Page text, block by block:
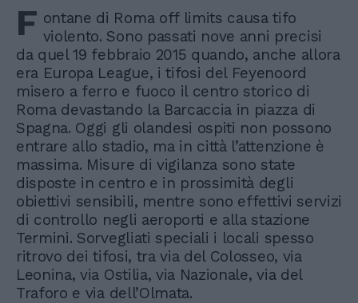
F ontane di Roma off limits causa tifo
violento. Sono passati nove anni precisi
da quel 19 febbraio 2015 quando, anche allora
era Europa League, i tifosi del Feyenoord
misero a ferro e fuoco il centro storico di
Roma devastando la Barcaccia in piazza di
Spagna. Oggi gli olandesi ospiti non possono
entrare allo stadio, ma in città l’attenzione è
massima. Misure di vigilanza sono state
disposte in centro e in prossimità degli
obiettivi sensibili, mentre sono effettivi servizi
di controllo negli aeroporti e alla stazione
Termini. Sorvegliati speciali i locali spesso
ritrovo dei tifosi, tra via del Colosseo, via
Leonina, via Ostilia, via Nazionale, via del
Traforo e via dell’Olmata.